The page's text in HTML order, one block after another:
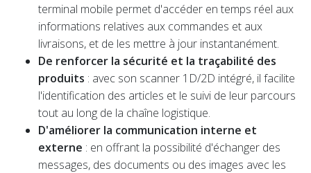
terminal mobile permet d'accéder en temps réel aux
informations relatives aux commandes et aux
livraisons, et de les mettre à jour instantanément.
De renforcer la sécurité et la traçabilité des
produits : avec son scanner 1D/2D intégré, il facilite
l'identification des articles et le suivi de leur parcours
tout au long de la chaîne logistique.
D'améliorer la communication interne et
externe : en offrant la possibilité d'échanger des
messages, des documents ou des images avec les